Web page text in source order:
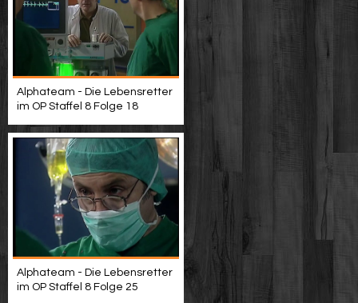
Alphateam - Die Lebensretter
im OP Staffel 8 Folge 18
Alphateam - Die Lebensretter
im OP Staffel 8 Folge 25